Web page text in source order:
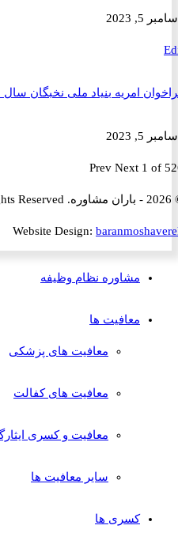
امریه بنیاد ملی نخبگان سال 1402
PrevNext 1
Website Design:
مشاوره نظام وظیفه
معافیت ها
معافیت های پزشکی
معافیت های کفالت
معافیت و کسری ایثارگری
سایر معافیت ها
کسری ها